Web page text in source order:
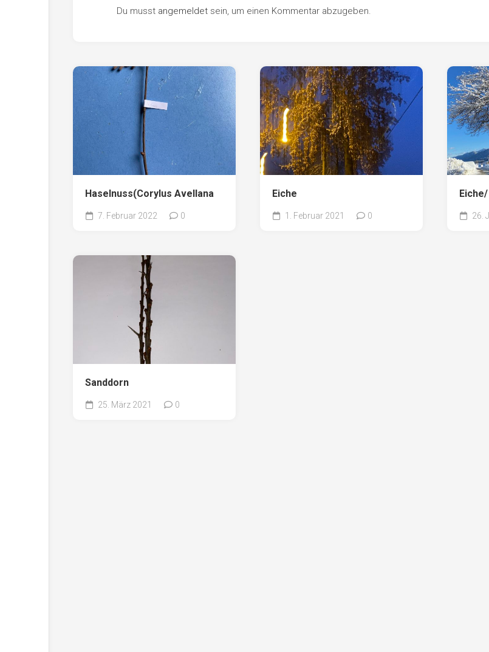
Du musst angemeldet sein, um einen Kommentar abzugeben.
Haselnuss(Corylus Avellana
7. Februar 2022 0
Eiche
1. Februar 2021 0 26.
Sanddorn
25. März 2021 0